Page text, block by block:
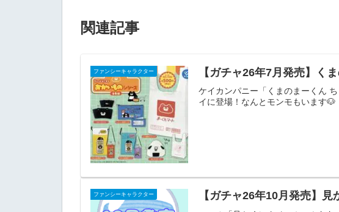
関連記事
ファンシーキャラクター 【ガチャ26年7月発売】く
ケイカンパニー「くまのまーくん
イに登場！なんとモンモもいます
ファンシーキャラクター 【ガチャ26年10月発売】